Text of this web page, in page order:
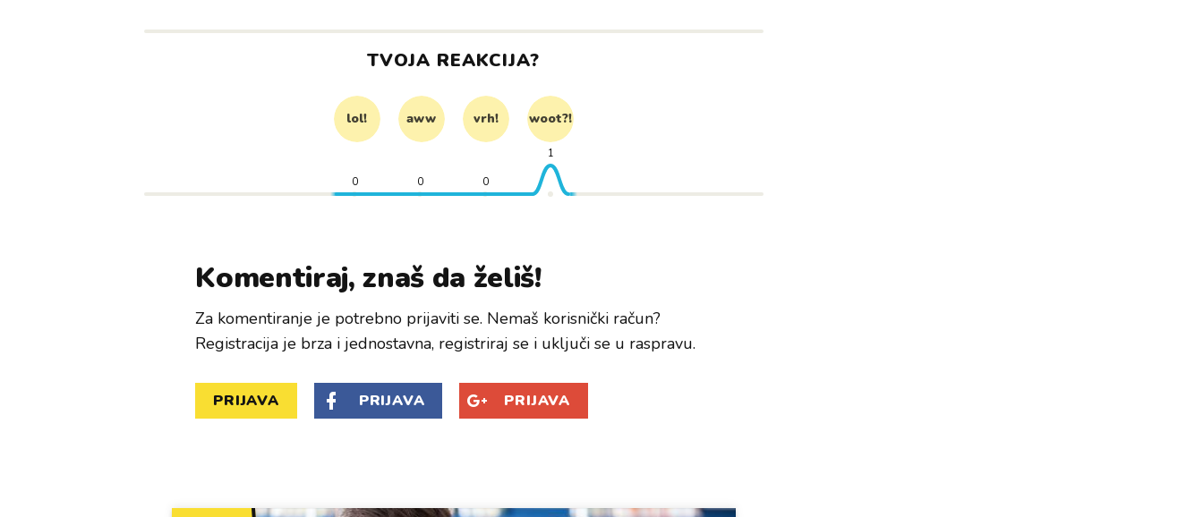
TVOJA REAKCIJA?
lol! aww vrh! woot?!
0 0 0
1
Komentiraj, znaš da želiš!
Za komentiranje je potrebno prijaviti se. Nemaš korisnički račun?
Registracija je brza i jednostavna, registriraj se i uključi se u raspravu.
PRIJAVA PRIJAVA PRIJAVA